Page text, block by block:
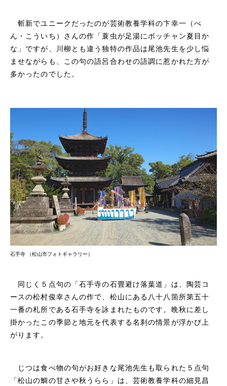
斬新でユニークだったのが芸術教養学科の卞幸一（べ
ん・こういち）さんの作「蓑虫が足湯にボッチャン夏目か
な」ですが、川柳とも違う独特の作品は尾池先生を少し悩
ませながらも、この句の語呂合わせの語調に惹かれた方が
多かったのでした。
石手寺 （松山市フォトギャラリー）
同じく５点句の「石手寺の石畳避け落葉道」は、陶芸コ
ースの松村俊幸さんの作で、松山にある八十八箇所第五十
一番の札所である石手寺を詠まれたものです。晩秋に差し
掛かったこの季節と地元を代表する名刹の情景が浮かび上
がります。
じつは食べ物の句がお好きな尾池先生も取られた５点句
「松山の鯛の甘さや秋うらら」は、芸術教養学科の細見昌